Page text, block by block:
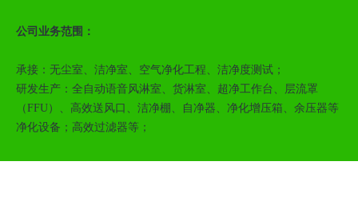
公司业务范围：
承接：无尘室、洁净室、空气净化工程、洁净度测试；
研发生产：全自动语音风淋室、货淋室、超净工作台、层流罩
（FFU）、高效送风口、洁净棚、自净器、净化增压箱、余压器等
净化设备；高效过滤器等；